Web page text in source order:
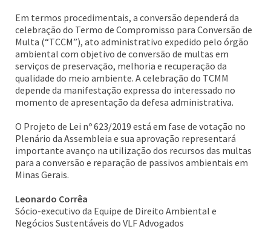
Em termos procedimentais, a conversão dependerá da
celebração do Termo de Compromisso para Conversão de
Multa (“TCCM”), ato administrativo expedido pelo órgão
ambiental com objetivo de conversão de multas em
serviços de preservação, melhoria e recuperação da
qualidade do meio ambiente. A celebração do TCMM
depende da manifestação expressa do interessado no
momento de apresentação da defesa administrativa.
O Projeto de Lei nº 623/2019 está em fase de votação no
Plenário da Assembleia e sua aprovação representará
importante avanço na utilização dos recursos das multas
para a conversão e reparação de passivos ambientais em
Minas Gerais.
Leonardo Corrêa
Sócio-executivo da Equipe de Direito Ambiental e
Negócios Sustentáveis do VLF Advogados